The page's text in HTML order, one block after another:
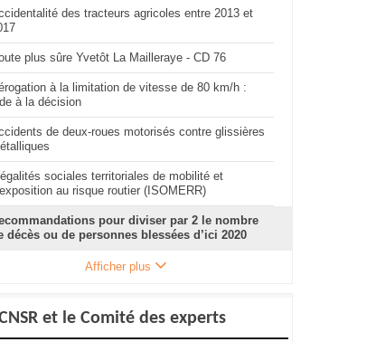
des tracteurs agricoles entre 2013 et
plus sûre Yvetôt La Mailleraye - CD 76
à la limitation de vitesse de 80 km/h :
à la décision
de deux-roues motorisés contre glissières
sociales territoriales de mobilité et
au risque routier (ISOMERR)
pour diviser par 2 le nombre
décès ou de personnes blessées d’ici 2020
Afficher plus
et le Comité des experts